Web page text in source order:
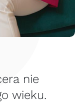
nie
wieku.